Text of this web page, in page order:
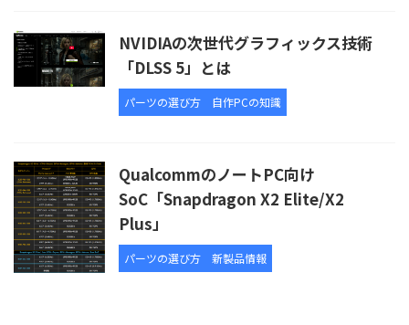
NVIDIAの次世代グラフィックス技術
「DLSS 5」とは
パーツの選び方 自作PCの知識
QualcommのノートPC向け
SoC「Snapdragon X2 Elite/X2
Plus」
パーツの選び方 新製品情報